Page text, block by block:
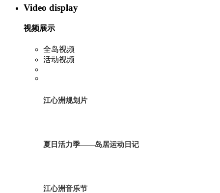
Video display
视频展示
全岛视频
活动视频
江心洲规划片
夏日活力季——岛居运动日记
江心洲音乐节